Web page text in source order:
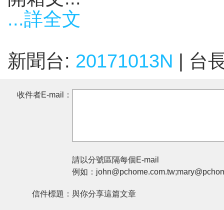
...詳全文
新聞台: 20171013N | 台
收件者E-mail：
請以分號區隔每個E-mail
例如：
信件標題： 與你分享這篇文章